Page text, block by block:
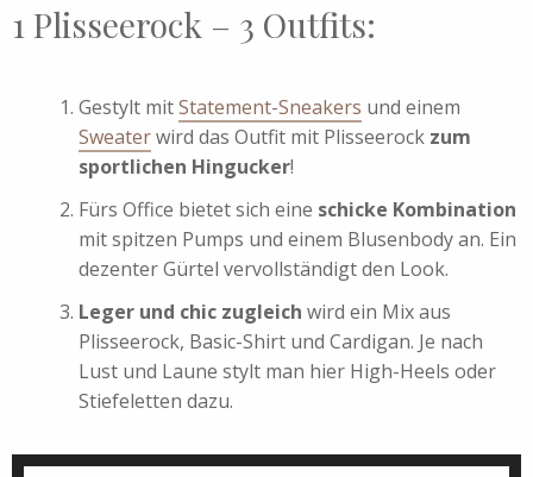
1 Plisseerock – 3 Outfits:
Gestylt mitStatement-Sneakers und einem
Sweaterwird das Outfit mit Plisseerock zum
sportlichen Hingucker!
Fürs Office bietet sich eine schicke Kombination
mit spitzen Pumps und einem Blusenbody an. Ein
dezenter Gürtel vervollständigt den Look.
Leger und chic zugleich wird ein Mix aus
Plisseerock, Basic-Shirt und Cardigan. Je nach
Lust und Laune stylt man hier High-Heels oder
Stiefeletten dazu.